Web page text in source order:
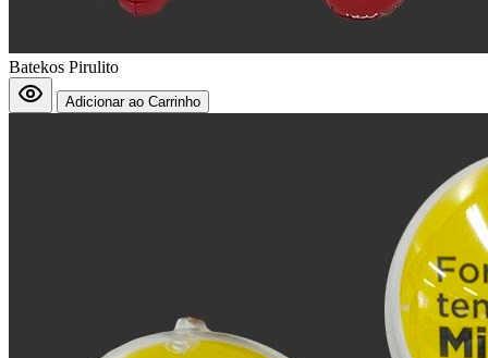
Batekos Pirulito
Adicionar ao Carrinho